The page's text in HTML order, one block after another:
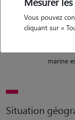
A la
marine
Situation
Vous pouvez
cliquant sur «